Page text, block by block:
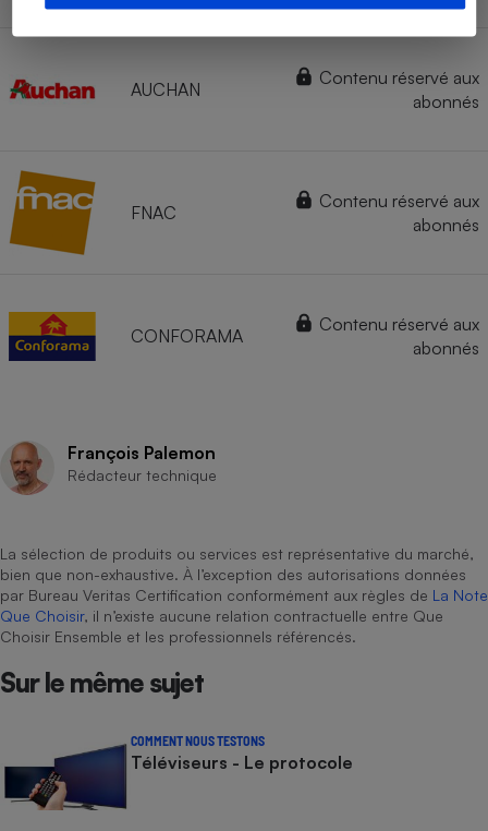
AUCHAN
Contenu réservé aux
abonnés
FNAC
Contenu réservé aux
abonnés
CONFORAMA
Contenu réservé aux
abonnés
François Palemon
Rédacteur technique
La sélection de produits ou services est représentative du marché,
bien que non-exhaustive. À l’exception des autorisations données
par Bureau Veritas Certification conformément aux règles de La Note
Que Choisir, il n’existe aucune relation contractuelle entre Que
Choisir Ensemble et les professionnels référencés.
Sur le même sujet
COMMENT NOUS TESTONS
Téléviseurs - Le protocole